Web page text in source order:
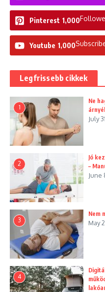
Pinterest 1,000
Youtube 1,000
Legfrissebb cikkek
1
Ne
July
2
Jó
–
June
3
Nem
May
4